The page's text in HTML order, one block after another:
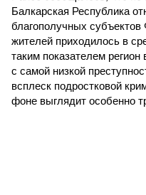
Балкарская Республика
благополучных
жителей приходилось в
таким показателем
с самой низкой
всплеск подростковой
фоне выглядит особенно